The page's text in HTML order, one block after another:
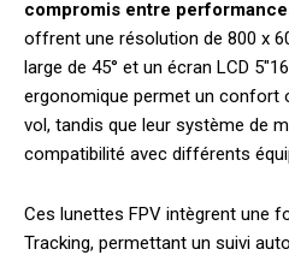
compromis entre
offrent une résolution de 800 x
large de 45° et un écran LCD
ergonomique permet un confort
vol, tandis que leur système de
compatibilité avec différents
Ces lunettes FPV intègrent une
Tracking, permettant un suivi